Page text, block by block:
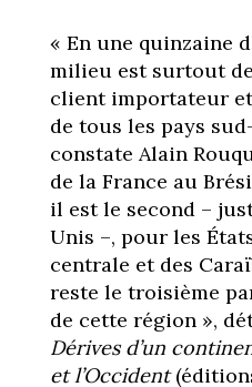
« En une quinzaine
milieu est surtout
client importateur
de tous les pays
constate Alain
de la France au
il est le second –
Unis –, pour les
centrale et des
reste le troisième
de cette région »,
Dérives d’un
et l’Occident